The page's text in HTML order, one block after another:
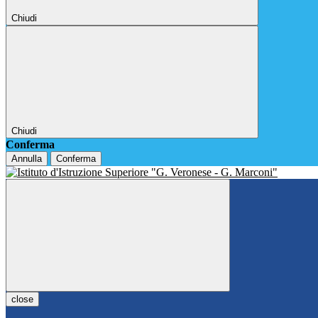
Chiudi
Chiudi
Conferma
Annulla Conferma
close